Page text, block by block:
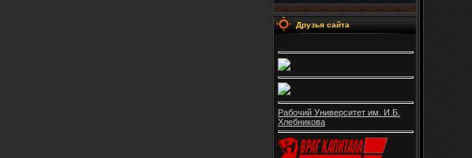
Друзья сайта
Рабочий Университет им. И.Б.
Хлебникова